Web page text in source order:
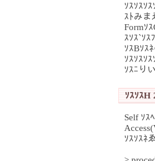
ｿｽｿｽｿ
ｽﾄみま
Formｿ
ｽｿｽ`ｿｽ
ｿｽBｿｽ
ｿｽｿｽｿ
ｿｽﾆり
ｿｽｿｽH
Self ｿｽ
ｿｽｿｽﾈ